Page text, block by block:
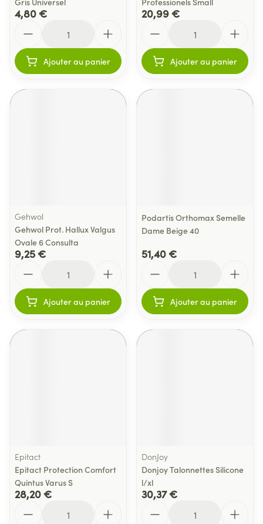
4,80 €
Ajouter au panier
20,99 €
Ajouter au panier
Gehwol
Gehwol Prot. Hallux Valgus
Ovale 6 Consulta
9,25 €
Ajouter au panier
Podartis Orthomax Semelle
Dame Beige 40
51,40 €
Ajouter au panier
Epitact
Epitact Protection Comfort
Quintus Varus S
28,20 €
DonJoy
Donjoy Talonnettes Silicone
l/xl
30,37 €